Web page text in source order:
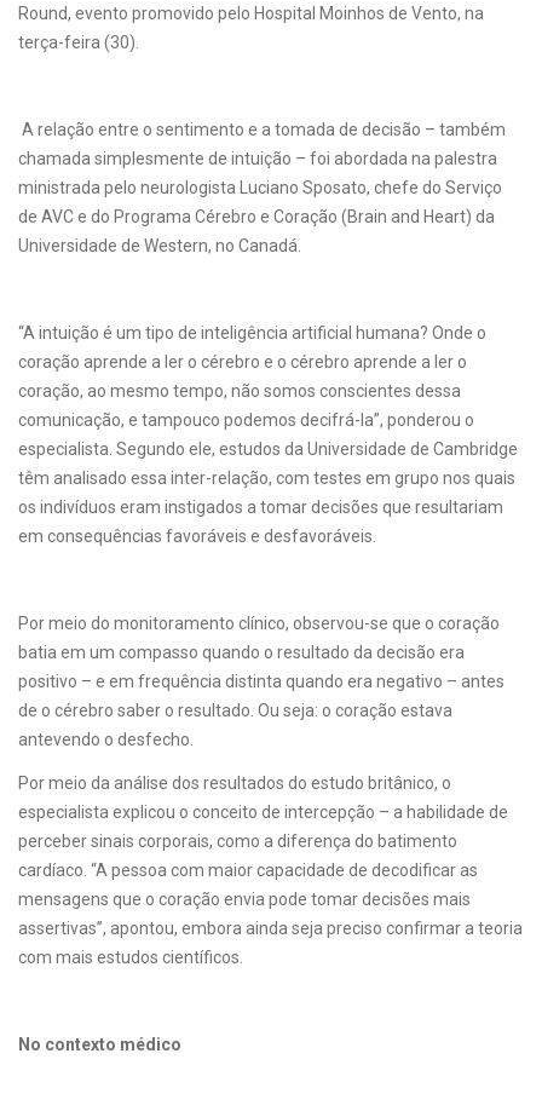
Round, evento promovido pelo Hospital Moinhos de Vento, na
terça-feira (30).
A relação entre o sentimento e a tomada de decisão – também
chamada simplesmente de intuição – foi abordada na palestra
ministrada pelo neurologista Luciano Sposato, chefe do Serviço
de AVC e do Programa Cérebro e Coração (Brain and Heart) da
Universidade de Western, no Canadá.
“A intuição é um tipo de inteligência artificial humana? Onde o
coração aprende a ler o cérebro e o cérebro aprende a ler o
coração, ao mesmo tempo, não somos conscientes dessa
comunicação, e tampouco podemos decifrá-la”, ponderou o
especialista. Segundo ele, estudos da Universidade de Cambridge
têm analisado essa inter-relação, com testes em grupo nos quais
os indivíduos eram instigados a tomar decisões que resultariam
em consequências favoráveis e desfavoráveis.
Por meio do monitoramento clínico, observou-se que o coração
batia em um compasso quando o resultado da decisão era
positivo – e em frequência distinta quando era negativo – antes
de o cérebro saber o resultado. Ou seja: o coração estava
antevendo o desfecho.
Por meio da análise dos resultados do estudo britânico, o
especialista explicou o conceito de intercepção – a habilidade de
perceber sinais corporais, como a diferença do batimento
cardíaco. “A pessoa com maior capacidade de decodificar as
mensagens que o coração envia pode tomar decisões mais
assertivas”, apontou, embora ainda seja preciso confirmar a teoria
com mais estudos científicos.
No contexto médico